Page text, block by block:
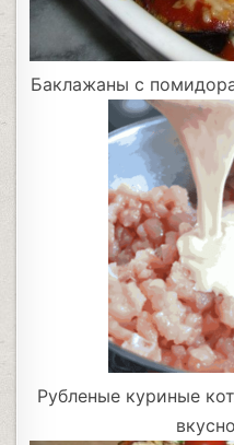
Баклажаны с
Рубленые куриные